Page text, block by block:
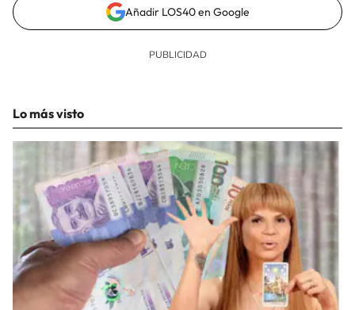
Añadir LOS40 en Google
Lo más visto